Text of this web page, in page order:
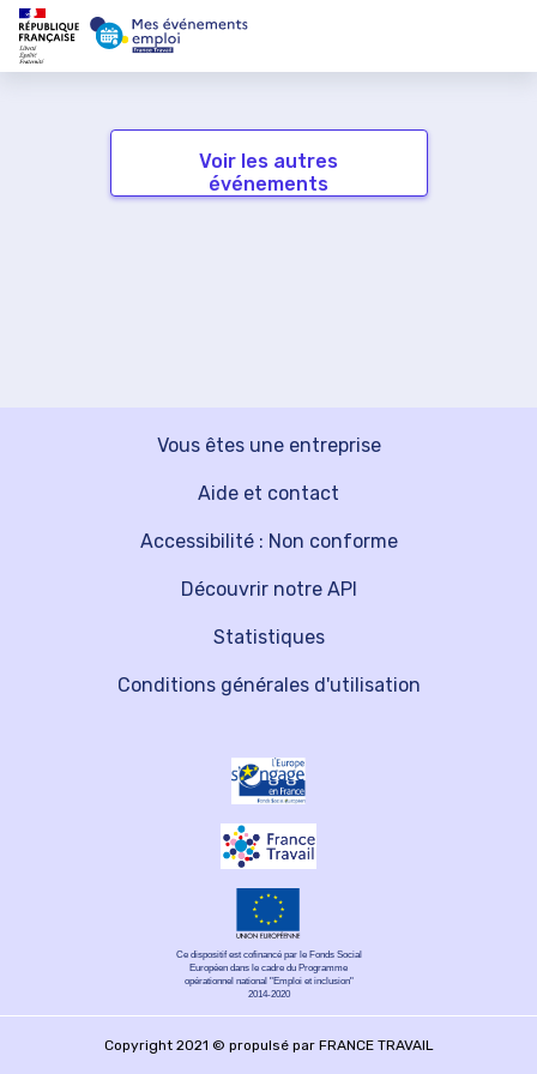
Voir les autres
événements
Vous êtes une entreprise
Découvrir notre API
Aide et contact
Statistiques
Accessibilité : Non conforme
Conditions générales d'utilisation
Ce dispositif est cofinancé par le Fonds Social
Européen dans le cadre du Programme
opérationnel national "Emploi et inclusion"
2014-2020
Copyright 2021 © propulsé par FRANCE TRAVAIL